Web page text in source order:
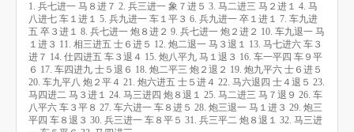
12.炮二退一
马３退１
13.马七进六
车３进７
14.仕四进五
车３退４
15.炮八平九
马１退３
16.车一平四
车９平６
1. 兵七进一 马８进７ 2. 兵三进一 象７进５ 3. 马二进三 马２进１ 4. 马
八进七 车１进１ 5. 兵九进一 车１平３ 6. 兵九进一 卒１进１ 7. 车九进
五 卒３进１ 8. 兵七进一 炮８进２ 9. 兵七进一 炮２进２ 10. 车九退一 马
１进３ 11. 相三进五 士６进５ 12. 炮二退一 马３退１ 13. 马七进六 车３
进７ 14. 仕四进五 车３退４ 15. 炮八平九 马１退３ 16. 车一平四 车９平
６ 17. 车四进九 士５退６ 18. 炮二平三 炮２退２ 19. 炮九平六 士６进５
20. 车九平八 炮２平４ 21. 炮六进五 士５进４ 22. 马六退四 士４退５ 23.
马四进二 马３进１ 24. 马三进四 炮８退１ 25. 马二进三 马７退９ 26. 车
八平六 车３平８ 27. 车六进一 车８进５ 28. 炮三退一 马１进３ 29. 炮三
平四 车８退３ 30. 兵三进一 车８平５ 31. 兵三平二 炮８退１ 32. 马三进